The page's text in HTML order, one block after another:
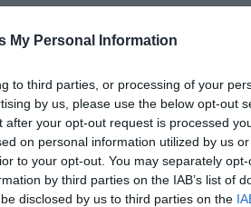
My Personal Information
to third parties, or processing of your
by us, please use the below opt-out
your opt-out request is processed
on personal information utilized by us
to your opt-out. You may separately
by third parties on the IAB’s list of
disclosed by us to third parties on the
di precedenti
nei confronti dei
riarrestati, ora
nel nostro
se è
6
6